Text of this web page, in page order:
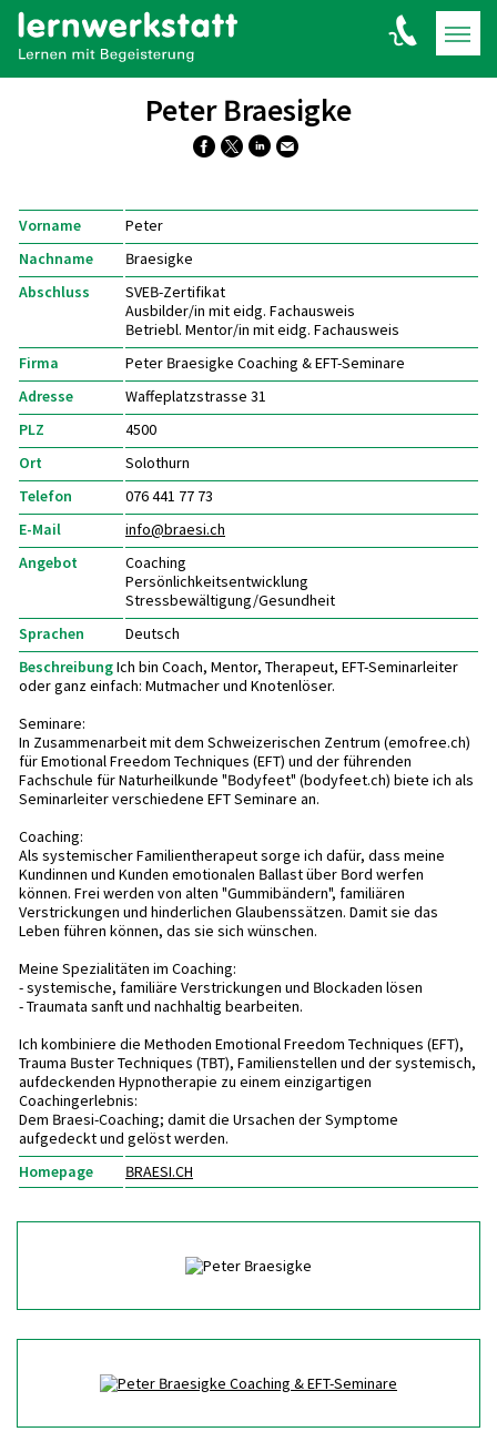
Peter Braesigke
Vorname
Peter
Nachname
Braesigke
Abschluss
SVEB-Zertifikat
Ausbilder/in mit eidg. Fachausweis
Betriebl. Mentor/in mit eidg. Fachausweis
Firma
Peter Braesigke Coaching & EFT-Seminare
Adresse
Waffeplatzstrasse 31
PLZ
4500
Ort
Solothurn
Telefon
076 441 77 73
E-Mail
info@braesi.ch
Angebot
Coaching
Persönlichkeitsentwicklung
Stressbewältigung/Gesundheit
Sprachen
Deutsch
BeschreibungIch bin Coach, Mentor, Therapeut, EFT-Seminarleiter
oder ganz einfach: Mutmacher und Knotenlöser.
Seminare:
In Zusammenarbeit mit dem Schweizerischen Zentrum (emofree.ch)
für Emotional Freedom Techniques (EFT) und der führenden
Fachschule für Naturheilkunde "Bodyfeet" (bodyfeet.ch) biete ich als
Seminarleiter verschiedene EFT Seminare an.
Coaching:
Als systemischer Familientherapeut sorge ich dafür, dass meine
Kundinnen und Kunden emotionalen Ballast über Bord werfen
können. Frei werden von alten "Gummibändern", familiären
Verstrickungen und hinderlichen Glaubenssätzen. Damit sie das
Leben führen können, das sie sich wünschen.
Meine Spezialitäten im Coaching:
- systemische, familiäre Verstrickungen und Blockaden lösen
- Traumata sanft und nachhaltig bearbeiten.
Ich kombiniere die Methoden Emotional Freedom Techniques (EFT),
Trauma Buster Techniques (TBT), Familienstellen und der systemisch,
aufdeckenden Hypnotherapie zu einem einzigartigen
Coachingerlebnis:
Dem Braesi-Coaching; damit die Ursachen der Symptome
aufgedeckt und gelöst werden.
Homepage
BRAESI.CH